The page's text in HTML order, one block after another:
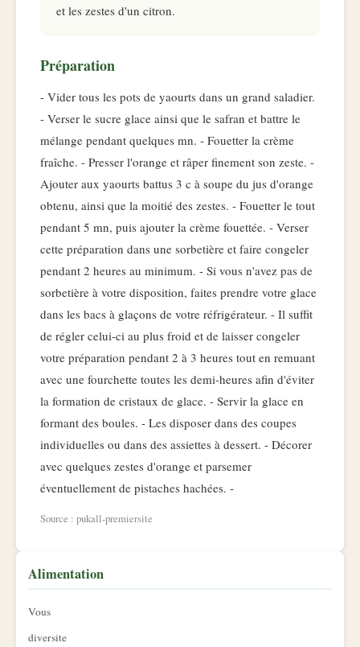
et les zestes d'un citron.
Préparation
- Vider tous les pots de yaourts dans un grand saladier.
- Verser le sucre glace ainsi que le safran et battre le
mélange pendant quelques mn. - Fouetter la crème
fraîche. - Presser l'orange et râper finement son zeste. -
Ajouter aux yaourts battus 3 c à soupe du jus d'orange
obtenu, ainsi que la moitié des zestes. - Fouetter le tout
pendant 5 mn, puis ajouter la crème fouettée. - Verser
cette préparation dans une sorbetière et faire congeler
pendant 2 heures au minimum. - Si vous n'avez pas de
sorbetière à votre disposition, faites prendre votre glace
dans les bacs à glaçons de votre réfrigérateur. - Il suffit
de régler celui-ci au plus froid et de laisser congeler
votre préparation pendant 2 à 3 heures tout en remuant
avec une fourchette toutes les demi-heures afin d'éviter
la formation de cristaux de glace. - Servir la glace en
formant des boules. - Les disposer dans des coupes
individuelles ou dans des assiettes à dessert. - Décorer
avec quelques zestes d'orange et parsemer
éventuellement de pistaches hachées. -
Source : pukall-premiersite
Alimentation
Vous
diversite